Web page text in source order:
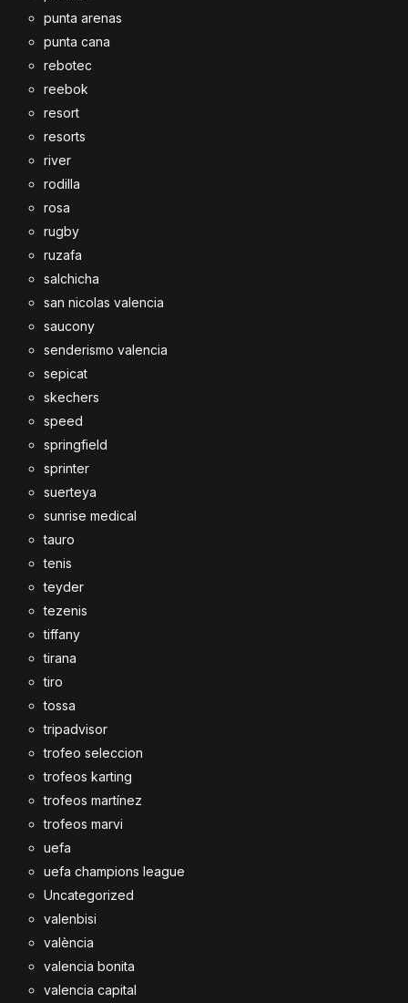
punta arenas
punta cana
rebotec
reebok
resort
resorts
river
rodilla
rosa
rugby
ruzafa
salchicha
san nicolas valencia
saucony
senderismo valencia
sepicat
skechers
speed
springfield
sprinter
suerteya
sunrise medical
tauro
tenis
teyder
tezenis
tiffany
tirana
tiro
tossa
tripadvisor
trofeo seleccion
trofeos karting
trofeos martínez
trofeos marvi
uefa
uefa champions league
Uncategorized
valenbisi
valència
valencia bonita
valencia capital